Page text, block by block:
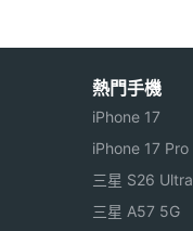
熱門手機
iPhone 17
iPhone 17 Pro
三星 S26 Ultra
三星 A57 5G